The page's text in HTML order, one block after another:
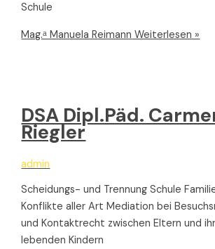
Schule
Mag.ᵃ Manuela Reimann Weiterlesen »
DSA Dipl.Päd.
Riegler
admin
Scheidungs- und Trennung Schule
Konflikte aller Art Mediation bei
und Kontaktrecht zwischen Eltern und
lebenden Kindern